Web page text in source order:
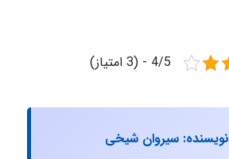
4/5 - (3 امتیاز)
نویسنده: سیروان شیخی